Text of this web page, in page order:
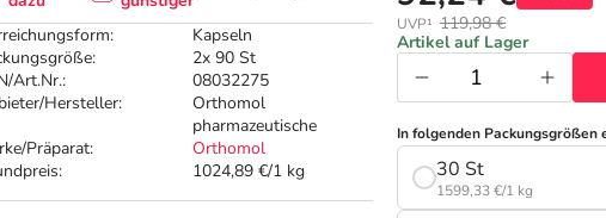
Kapseln
2x 90 St
Art.Nr.:
08032275
Hersteller:
Orthomol
pharmazeutische
Präparat:
Orthomol
1024,89 €/1 kg
UVP¹ 119,98 €
Artikel auf Lager
In folgenden Packungsgrößen
30 St
1599,33 €/1 kg